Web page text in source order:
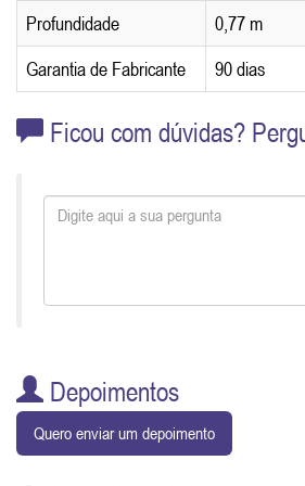
Profundidade
0,77 m
Garantia de Fabricante
90 dias
Ficou com dúvidas?
Depoimentos
Quero enviar um depoimento